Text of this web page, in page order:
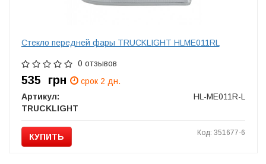
Стекло передней фары TRUCKLIGHT HLME011RL
0 отзывов
535 грн
срок 2 дн.
Артикул:
HL-ME011R-L
TRUCKLIGHT
КУПИТЬ Код: 351677-6